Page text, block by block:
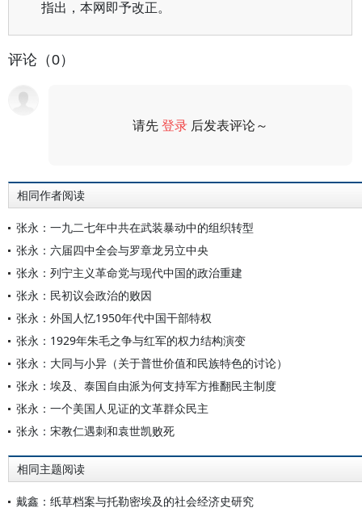
指出，本网即予改正。
评论（0）
请先登录 后发表评论～
相同作者阅读
张永：一九二七年中共在武装暴动中的组织转型
张永：六届四中全会与罗章龙另立中央
张永：列宁主义革命党与现代中国的政治重建
张永：民初议会政治的败因
张永：外国人忆1950年代中国干部特权
张永：1929年朱毛之争与红军的权力结构演变
张永：大同与小异（关于普世价值和民族特色的讨论）
张永：埃及、泰国自由派为何支持军方推翻民主制度
张永：一个美国人见证的文革群众民主
张永：宋教仁遇刺和袁世凯败死
相同主题阅读
戴鑫：纸草档案与托勒密埃及的社会经济史研究